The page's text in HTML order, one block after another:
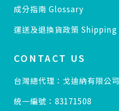
成分指南 Glossary
運送及退換貨政策 Shipping
CONTACT US
台灣總代理：戈迪納有限公司
統一編號：83171508